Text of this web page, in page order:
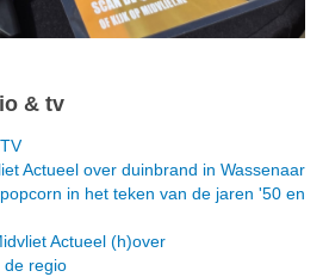
& tv
Actueel over duinbrand in Wassenaar
in het teken van de jaren '50 en
Actueel (h)over
de regio